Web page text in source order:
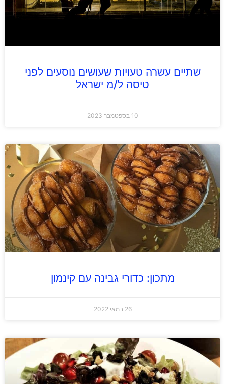
שתיים עשרה טעויות שעושים נוסעים לפני
טיסה ל/מ ישראל
10 בספטמבר 2023
מתכון: כדורי גבינה עם קינמון
26 במאי 2022